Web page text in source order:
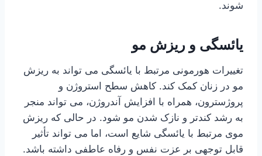
شوند.
یائسگی و ریزش مو
تغییرات هورمونی مرتبط با یائسگی می تواند به ریزش
مو در زنان کمک کند. کاهش سطح استروژن و
پروژسترون، همراه با افزایش آندروژن، می تواند منجر
به رشد کندتر و نازک شدن مو شود. در حالی که ریزش
موی مرتبط با یائسگی شایع است، اما می تواند تأثیر
قابل توجهی بر عزت نفس و رفاه عاطفی داشته باشد.